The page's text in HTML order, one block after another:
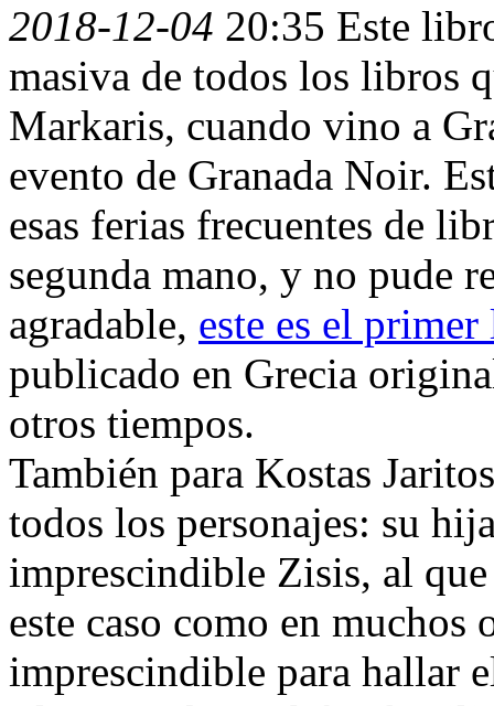
2018-12-04 20:35 Este
masiva de todos los libros
Markaris, cuando vino a
evento de Granada Noir.
esas ferias frecuentes de
segunda mano, y no pude
agradable, este es el
publicado en Grecia
otros tiempos.
También para Kostas
todos los personajes: su
imprescindible Zisis, al
este caso como en muchos
imprescindible para hallar